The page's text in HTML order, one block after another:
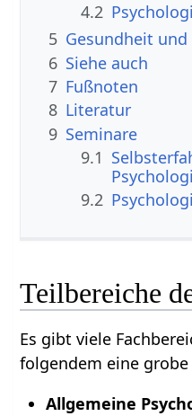
4.2
5 Gesundheit
6 Siehe auch
7 Fußnoten
8 Literatur
9 Seminare
9.1
9.2
Teilbereiche
Es gibt viele
folgendem eine
Allgemeine